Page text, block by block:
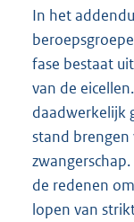
In het
fase bestaat
van de
daadwerkelijk
stand
de redenen
lopen van